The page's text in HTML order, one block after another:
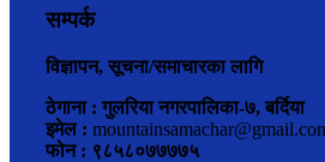
सम्पर्क
विज्ञापन, सूचना/समाचारका लागि
ठेगाना : गुलरिया नगरपालिका-७, बर्दिया
इमेल :
फोन : ९८५८०७७७७५